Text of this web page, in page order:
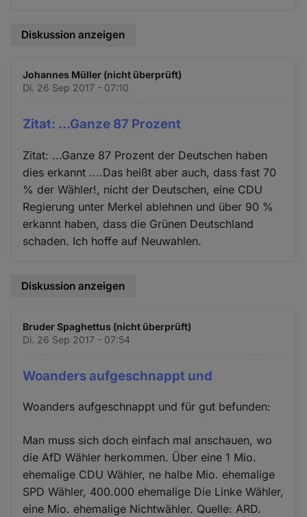
Diskussion anzeigen
Johannes Müller (nicht überprüft)
Di. 26 Sep 2017 - 07:10
Zitat: ...Ganze 87 Prozent
Zitat: ...Ganze 87 Prozent der Deutschen haben
dies erkannt ....Das heißt aber auch, dass fast 70
% der Wähler!, nicht der Deutschen, eine CDU
Regierung unter Merkel ablehnen und über 90 %
erkannt haben, dass die Grünen Deutschland
schaden. Ich hoffe auf Neuwahlen.
Diskussion anzeigen
Bruder Spaghettus (nicht überprüft)
Di. 26 Sep 2017 - 07:54
Woanders aufgeschnappt und
Woanders aufgeschnappt und für gut befunden:
Man muss sich doch einfach mal anschauen, wo
die AfD Wähler herkommen. Über eine 1 Mio.
ehemalige CDU Wähler, ne halbe Mio. ehemalige
SPD Wähler, 400.000 ehemalige Die Linke Wähler,
eine Mio. ehemalige Nichtwähler. Quelle: ARD.